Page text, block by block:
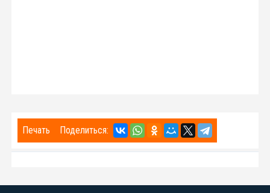
Печать Поделиться: